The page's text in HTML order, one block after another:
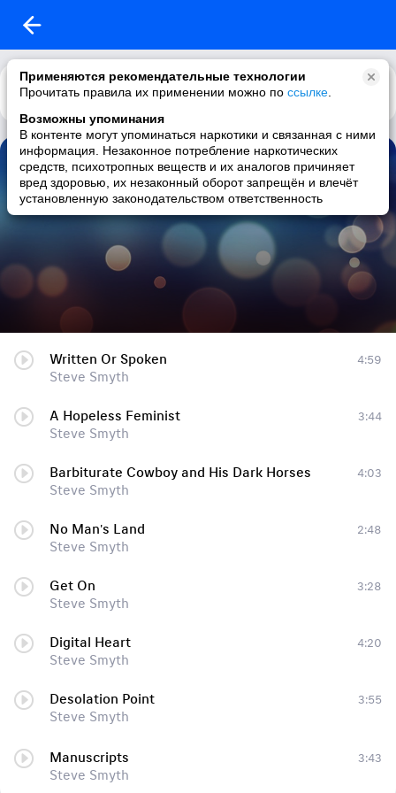
Применяются рекомендательные технологии
Прочитать правила их применении можно по ссылке
Возможны упоминания
В контенте могут упоминаться наркотики и связанная с ними
информация. Незаконное потребление наркотических
средств, психотропных веществ и их аналогов причиняет
вред здоровью, их незаконный оборот запрещён и влечёт
установленную законодательством ответственность
Каталог Рекомендации
Steve Smyth
8 треков|folk / indie folk / singer-songwriter / australian
Written Or Spoken
Steve Smyth
4:59
A Hopeless Feminist
Steve Smyth
3:44
Barbiturate Cowboy and His Dark Horses
Steve Smyth
4:03
No Man's Land
Steve Smyth
2:48
Get On
Steve Smyth
3:28
Digital Heart
Steve Smyth
4:20
Desolation Point
Steve Smyth
3:55
Manuscripts
Steve Smyth
3:43